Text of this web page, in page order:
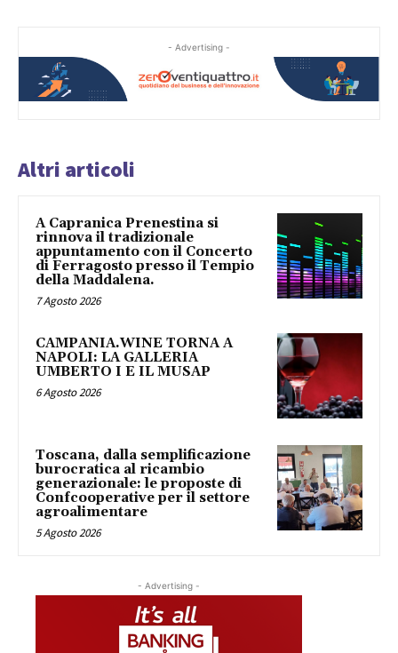
- Advertising -
Altri articoli
A Capranica Prenestina si
rinnova il tradizionale
appuntamento con il Concerto
di Ferragosto presso il Tempio
della Maddalena.
7 Agosto 2026
CAMPANIA.WINE TORNA A
NAPOLI: LA GALLERIA
UMBERTO I E IL MUSAP
6 Agosto 2026
Toscana, dalla semplificazione
burocratica al ricambio
generazionale: le proposte di
Confcooperative per il settore
agroalimentare
5 Agosto 2026
- Advertising -